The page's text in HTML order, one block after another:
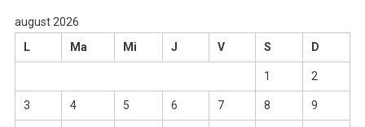
august 2026
L
Ma Mi J V S D
1 2
3 4 5 6 7 8 9